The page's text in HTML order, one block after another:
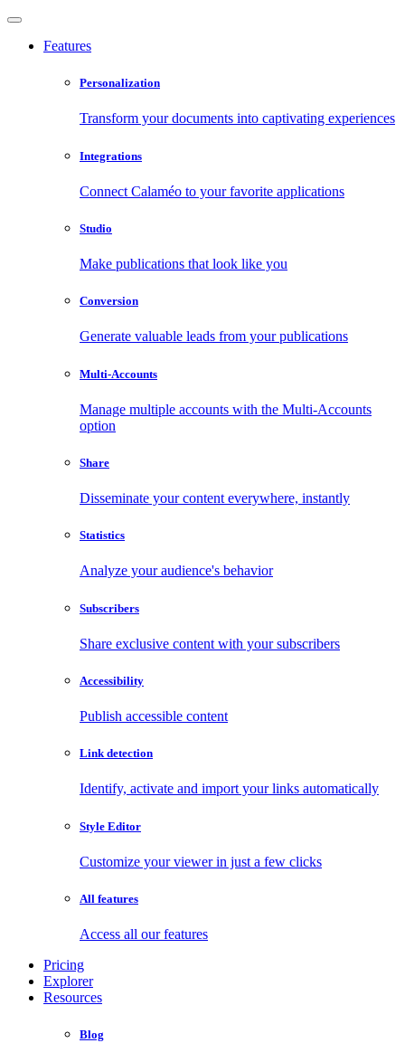
Features
Personalization
Transform your documents into captivating experiences
Integrations
Connect Calaméo to your favorite applications
Studio
Make publications that look like you
Conversion
Generate valuable leads from your publications
Multi-Accounts
Manage multiple accounts with the Multi-Accounts
option
Share
Disseminate your content everywhere, instantly
Statistics
Analyze your audience's behavior
Subscribers
Share exclusive content with your subscribers
Accessibility
Publish accessible content
Link detection
Identify, activate and import your links automatically
Style Editor
Customize your viewer in just a few clicks
All features
Access all our features
Pricing
Explorer
Resources
Blog